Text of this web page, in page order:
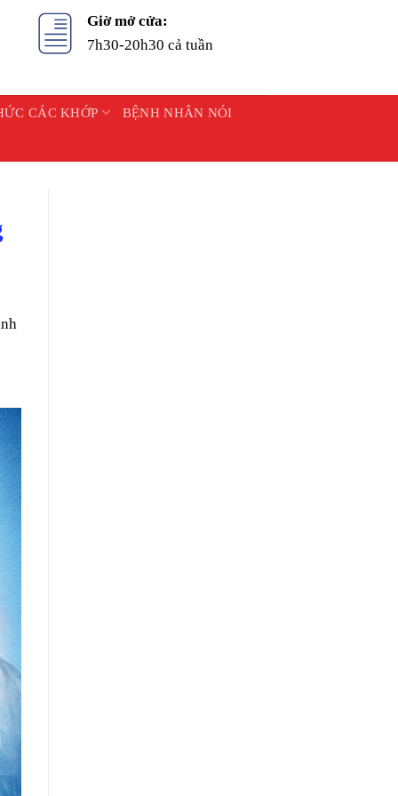
Giờ mở cửa:
7h30-20h30 cả tuần
CÁC KHỚP BỆNH NHÂN NÓI